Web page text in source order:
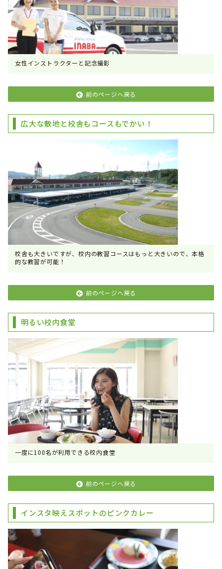
女性インストラクターと記念撮影
前のページへ戻る
広大な敷地と校舎もコースもでかい！
校舎も大きいですが、校内の教習コースはもっと大きいので、本格
的な教習が可能！
前のページへ戻る
明るい校内食堂
一度に100名が利用できる校内食堂
前のページへ戻る
インスタ映えスポットのピンクカレー